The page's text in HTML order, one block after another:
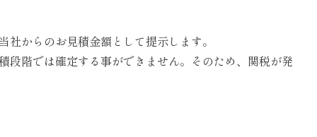
からのお見積金額として提示します。
階では確定する事ができません。そのため、関税が発